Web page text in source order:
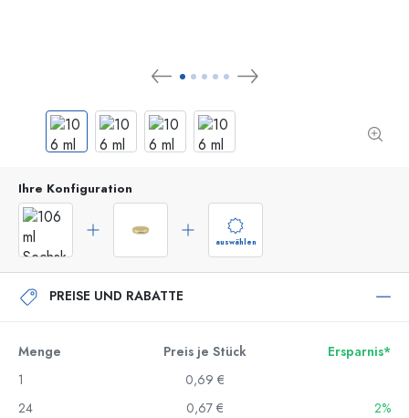
Ihre Konfiguration
auswählen
PREISE UND RABATTE
Menge Preis je Stück
Ersparnis*
1
0,69 €
24
0,67 €
2%